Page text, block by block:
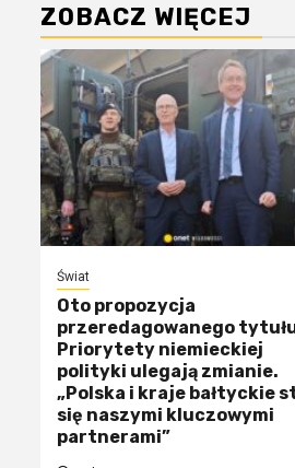
ZOBACZ WIĘCEJ
Świat
Oto propozycja
przeredagowanego
Priorytety niemieckiej
polityki ulegają zmianie.
„Polska i kraje bałtyckie
się naszymi kluczowymi
partnerami”